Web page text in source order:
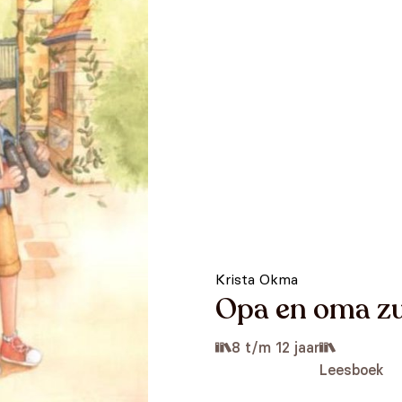
Krista Okma
Opa en oma
8 t/m 12 jaar
Leesboek